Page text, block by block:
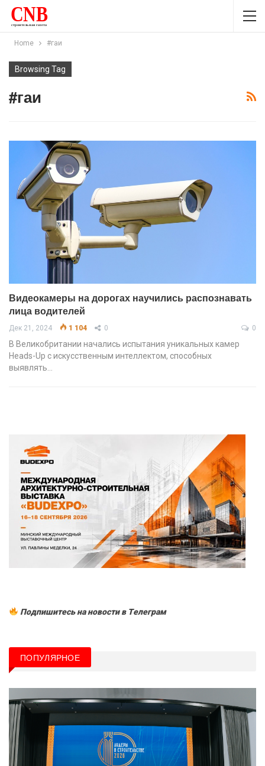
Home #гаи
Browsing Tag
#гаи
Видеокамеры на дорогах научились распознавать
лица водителей
Дек 21, 2024 1 104 0 0
В Великобритании начались испытания уникальных камер
Heads-Up с искусственным интеллектом, способных
выявлять…
Подпишитесь на новости в Tелеграм
ПОПУЛЯРНОЕ